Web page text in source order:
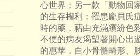
心世界；另一款「動物回
的生存權利；罹患龐貝氏
時的藥，藉由充滿繽紛色
不便的病友渴望著開心出
的惠苹，自小骨骼畸形、